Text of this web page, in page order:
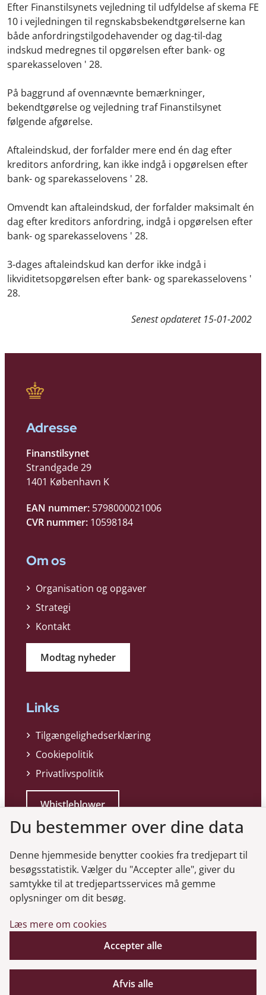
Efter Finanstilsynets vejledning til udfyldelse af skema FE
10 i vejledningen til regnskabsbekendtgørelserne kan
både anfordringstilgodehavender og dag-til-dag
indskud medregnes til opgørelsen efter bank- og
sparekasseloven ' 28.
På baggrund af ovennævnte bemærkninger,
bekendtgørelse og vejledning traf Finanstilsynet
følgende afgørelse.
Aftaleindskud, der forfalder mere end én dag efter
kreditors anfordring, kan ikke indgå i opgørelsen efter
bank- og sparekasselovens ' 28.
Omvendt kan aftaleindskud, der forfalder maksimalt én
dag efter kreditors anfordring, indgå i opgørelsen efter
bank- og sparekasselovens ' 28.
3-dages aftaleindskud kan derfor ikke indgå i
likviditetsopgørelsen efter bank- og sparekasselovens '
28.
Senest opdateret 15-01-2002
Adresse
Finanstilsynet
Strandgade 29
1401 København K
EAN nummer: 5798000021006
CVR nummer: 10598184
Om os
Organisation og opgaver
Strategi
Kontakt
Modtag nyheder
Links
Tilgængelighedserklæring
Cookiepolitik
Privatlivspolitik
Whistleblower
Genveje
Gå til virksomhedsregisteret
Gå til selskabsmeddelelser
Du bestemmer over dine data
Denne hjemmeside benytter cookies fra tredjepart til
besøgsstatistik. Vælger du "Accepter alle", giver du
samtykke til at tredjepartsservices må gemme
oplysninger om dit besøg.
Læs mere om cookies
Accepter alle
Afvis alle